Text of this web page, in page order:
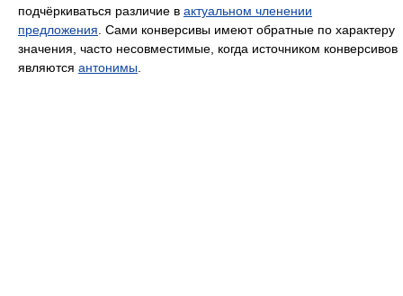
подчёркиваться различие в актуальном членении
предложения . Сами конверсивы имеют обратные по характеру
значения, часто несовместимые, когда источником конверсивов
являются антонимы